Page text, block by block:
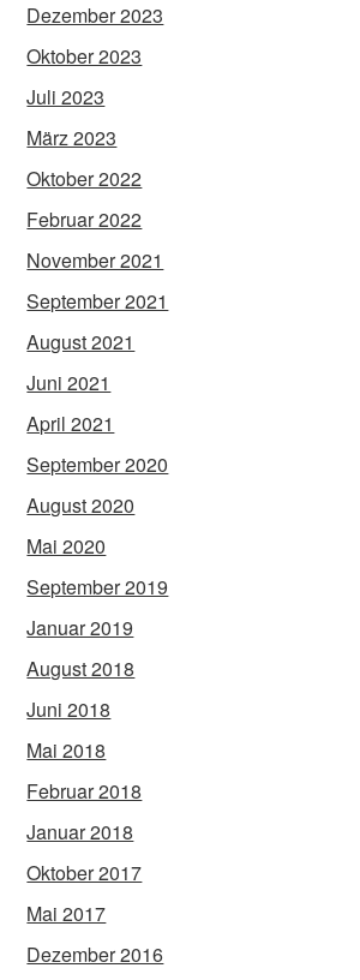
Dezember 2023
Oktober 2023
Juli 2023
März 2023
Oktober 2022
Februar 2022
November 2021
September 2021
August 2021
Juni 2021
April 2021
September 2020
August 2020
Mai 2020
September 2019
Januar 2019
August 2018
Juni 2018
Mai 2018
Februar 2018
Januar 2018
Oktober 2017
Mai 2017
Dezember 2016